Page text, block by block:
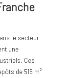
le secteur
une
Ces
de 515 m²